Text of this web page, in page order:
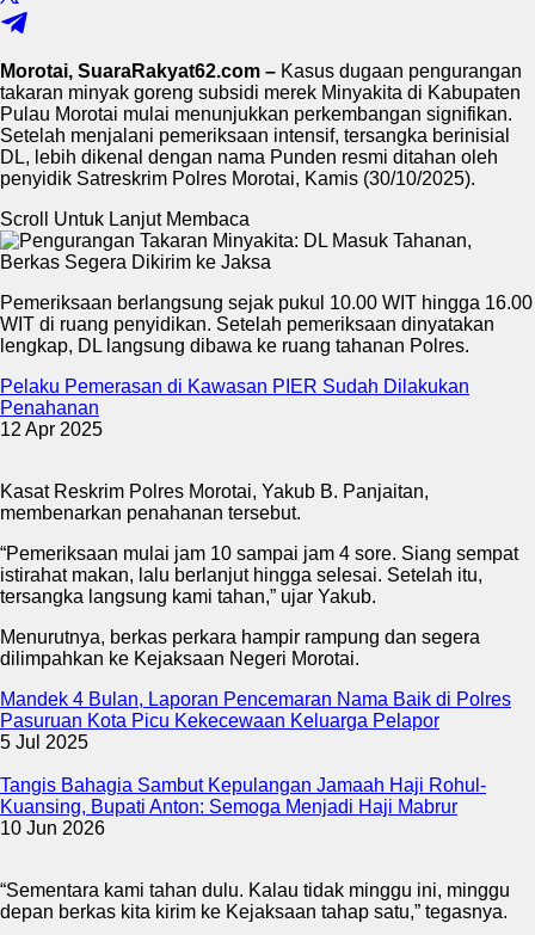
Morotai, SuaraRakyat62.com – Kasus dugaan pengurangan
takaran minyak goreng subsidi merek Minyakita di Kabupaten
Pulau Morotai mulai menunjukkan perkembangan signifikan.
Setelah menjalani pemeriksaan intensif, tersangka berinisial
DL, lebih dikenal dengan nama Punden resmi ditahan oleh
penyidik Satreskrim Polres Morotai, Kamis (30/10/2025).
Scroll Untuk Lanjut Membaca
Pemeriksaan berlangsung sejak pukul 10.00 WIT hingga 16.00
WIT di ruang penyidikan. Setelah pemeriksaan dinyatakan
lengkap, DL langsung dibawa ke ruang tahanan Polres.
Pelaku Pemerasan di Kawasan PIER Sudah Dilakukan
Penahanan
12 Apr 2025
Kasat Reskrim Polres Morotai, Yakub B. Panjaitan,
membenarkan penahanan tersebut.
“Pemeriksaan mulai jam 10 sampai jam 4 sore. Siang sempat
istirahat makan, lalu berlanjut hingga selesai. Setelah itu,
tersangka langsung kami tahan,” ujar Yakub.
Menurutnya, berkas perkara hampir rampung dan segera
dilimpahkan ke Kejaksaan Negeri Morotai.
Mandek 4 Bulan, Laporan Pencemaran Nama Baik di Polres
Pasuruan Kota Picu Kekecewaan Keluarga Pelapor
5 Jul 2025
Tangis Bahagia Sambut Kepulangan Jamaah Haji Rohul-
Kuansing, Bupati Anton: Semoga Menjadi Haji Mabrur
10 Jun 2026
“Sementara kami tahan dulu. Kalau tidak minggu ini, minggu
depan berkas kita kirim ke Kejaksaan tahap satu,” tegasnya.